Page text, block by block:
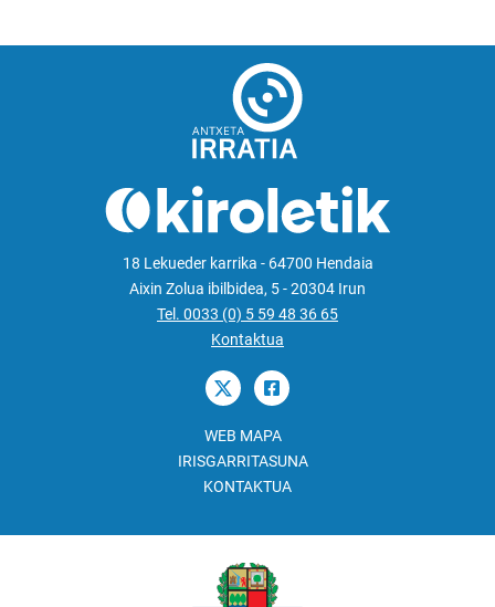
18 Lekueder karrika - 64700 Hendaia
Aixin Zolua ibilbidea, 5 - 20304 Irun
Tel. 0033 (0) 5 59 48 36 65
Kontaktua
WEB MAPA
IRISGARRITASUNA
KONTAKTUA